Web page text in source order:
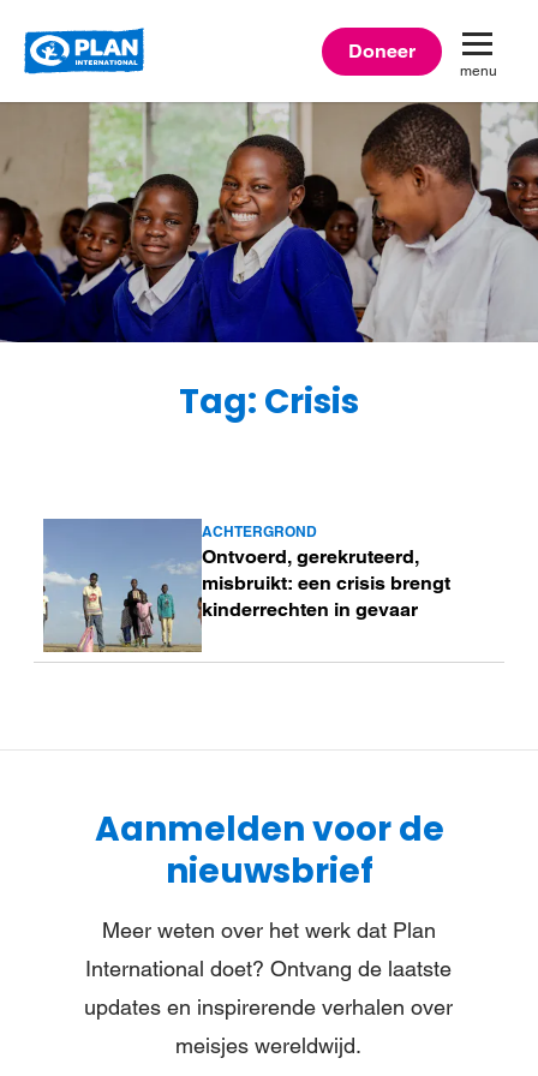
Doneer
menu
Tag: Crisis
ACHTERGROND
Ontvoerd, gerekruteerd,
misbruikt: een crisis brengt
kinderrechten in gevaar
meer
Aanmelden voor de
nieuwsbrief
Meer weten over het werk dat Plan
International doet? Ontvang de laatste
updates en inspirerende verhalen over
meisjes wereldwijd.